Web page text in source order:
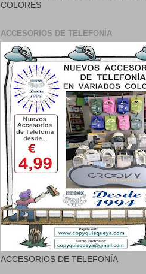
COLORES
ACCESORIOS DE TELEFONÍA
ACCESORIOS DE TELEFONÍA